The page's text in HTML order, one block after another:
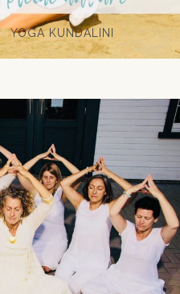
YOGA KUNDALINI